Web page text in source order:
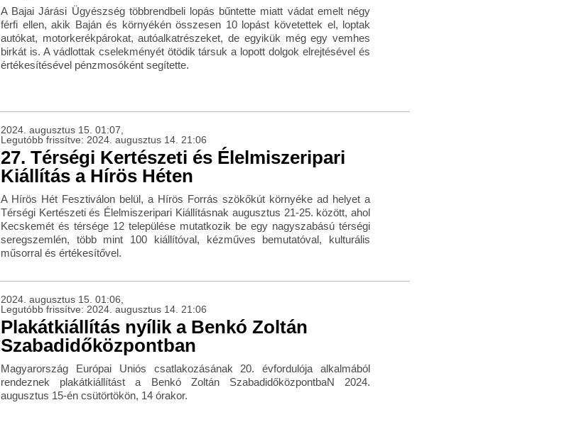
A Bajai Járási Ügyészség többrendbeli lopás bűntette miatt vádat emelt négy
férfi ellen, akik Baján és környékén összesen 10 lopást követettek el, loptak
autókat, motorkerékpárokat, autóalkatrészeket, de egyikük még egy vemhes
birkát is. A vádlottak cselekményét ötödik társuk a lopott dolgok elrejtésével és
értékesítésével pénzmosóként segítette.
2024. augusztus 15. 01:07,
Legutóbb frissítve: 2024. augusztus 14. 21:06
27. Térségi Kertészeti és Élelmiszeripari
Kiállítás a Hírös Héten
A Hírös Hét Fesztiválon belül, a Hírös Forrás szökőkút környéke ad helyet a
Térségi Kertészeti és Élelmiszeripari Kiállításnak augusztus 21-25. között, ahol
Kecskemét és térsége 12 települése mutatkozik be egy nagyszabású térségi
seregszemlén, több mint 100 kiállítóval, kézműves bemutatóval, kulturális
műsorral és értékesítővel.
2024. augusztus 15. 01:06,
Legutóbb frissítve: 2024. augusztus 14. 21:06
Plakátkiállítás nyílik a Benkó Zoltán
Szabadidőközpontban
Magyarország Európai Uniós csatlakozásának 20. évfordulója alkalmából
rendeznek plakátkiállítást a Benkó Zoltán SzabadidőközpontbaN 2024.
augusztus 15-én csütörtökön, 14 órakor.